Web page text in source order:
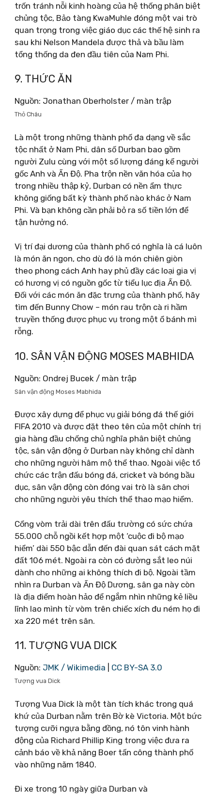
trốn tránh nỗi kinh hoàng của hệ thống phân biệt
chủng tộc, Bảo tàng KwaMuhle đóng một vai trò
quan trọng trong việc giáo dục các thế hệ sinh ra
sau khi Nelson Mandela được thả và bầu làm
tổng thống da đen đầu tiên của Nam Phi.
9. THỨC ĂN
Nguồn: Jonathan Oberholster / màn trập
Thỏ Châu
Là một trong những thành phố đa dạng về sắc
tộc nhất ở Nam Phi, dân số Durban bao gồm
người Zulu cùng với một số lượng đáng kể người
gốc Anh và Ấn Độ. Pha trộn nền văn hóa của họ
trong nhiều thập kỷ, Durban có nền ẩm thực
không giống bất kỳ thành phố nào khác ở Nam
Phi. Và bạn không cần phải bỏ ra số tiền lớn để
tận hưởng nó.
Vị trí đại dương của thành phố có nghĩa là cá luôn
là món ăn ngon, cho dù đó là món chiên giòn
theo phong cách Anh hay phủ đầy các loại gia vị
có hương vị có nguồn gốc từ tiểu lục địa Ấn Độ.
Đối với các món ăn đặc trưng của thành phố, hãy
tìm đến Bunny Chow – món rau trộn cà ri hầm
truyền thống được phục vụ trong một ổ bánh mì
rỗng.
10. SÂN VẬN ĐỘNG MOSES MABHIDA
Nguồn: Ondrej Bucek / màn trập
Sân vận động Moses Mabhida
Được xây dựng để phục vụ giải bóng đá thế giới
FIFA 2010 và được đặt theo tên của một chính trị
gia hàng đầu chống chủ nghĩa phân biệt chủng
tộc, sân vận động ở Durban này không chỉ dành
cho những người hâm mộ thể thao. Ngoài việc tổ
chức các trận đấu bóng đá, cricket và bóng bầu
dục, sân vận động còn đóng vai trò là sân chơi
cho những người yêu thích thể thao mạo hiểm.
Cổng vòm trải dài trên đấu trường có sức chứa
55.000 chỗ ngồi kết hợp một ‘cuộc đi bộ mạo
hiểm’ dài 550 bậc dẫn đến đài quan sát cách mặt
đất 106 mét. Ngoài ra còn có đường sắt leo núi
dành cho những ai không thích đi bộ. Ngoài tầm
nhìn ra Durban và Ấn Độ Dương, sân ga này còn
là địa điểm hoàn hảo để ngắm nhìn những kẻ liều
lĩnh lao mình từ vòm trên chiếc xích đu ném họ đi
xa 220 mét trên sân.
11. TƯỢNG VUA DICK
Nguồn: JMK / Wikimedia CC BY-SA 3.0
Tượng vua Dick
Tượng Vua Dick là một tàn tích khác trong quá
khứ của Durban nằm trên Bờ kè Victoria. Một bức
tượng cưỡi ngựa bằng đồng, nó tôn vinh hành
động của Richard Phillip King trong việc đưa ra
cảnh báo về khả năng Boer tấn công thành phố
vào những năm 1840.
Đi xe trong 10 ngày giữa Durban và